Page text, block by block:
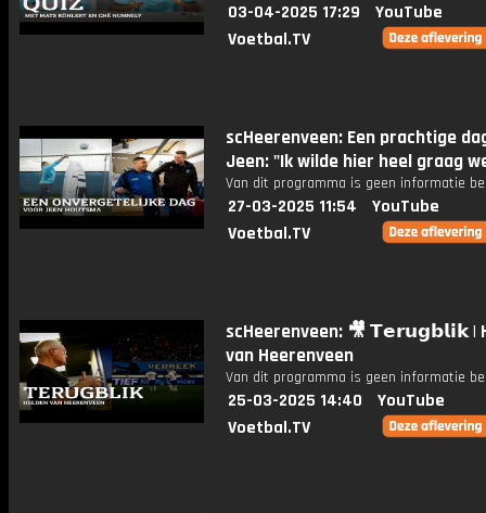
03-04-2025 17:29
YouTube
Voetbal.TV
scHeerenveen: Een prachtige
Jeen: "Ik wilde hier heel graag
Van dit programma is geen informatie
27-03-2025 11:54
YouTube
Voetbal.TV
scHeerenveen: 🎥 𝗧𝗲𝗿𝘂𝗴𝗯𝗹𝗶𝗸 |
van Heerenveen
Van dit programma is geen informatie
25-03-2025 14:40
YouTube
Voetbal.TV